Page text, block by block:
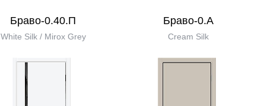
Браво-0.40.П
White Silk / Mirox Grey
Браво-0.А
Cream Silk